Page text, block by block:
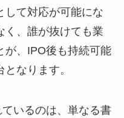
して対応が可能にな
く、誰が抜けても業
が、IPO後も持続可能
なります。
いるのは、単なる書